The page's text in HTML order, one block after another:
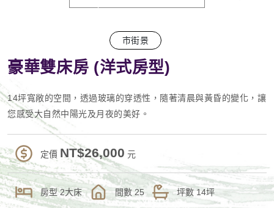
市街景
豪華雙床房 (洋式房型)
14坪寬敞的空間，透過玻璃的穿透性，隨著清晨與黃昏的變化，讓
您感受大自然中陽光及月夜的美好。
定價 NT$26,000 元
房型2大床 間數 25 坪數14坪